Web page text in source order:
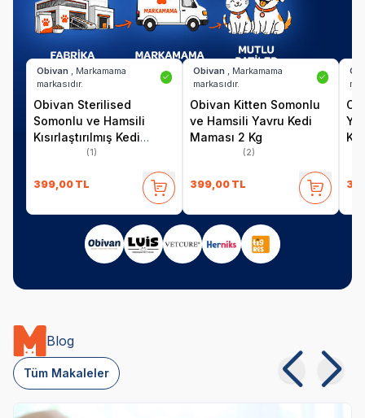
Obivan , Markamama
markasıdır.
✓
Obivan Sterilised
Somonlu ve Hamsili
Kısırlaştırılmış Kedi
Maması 2 kg
(1)
399,00 TL
Obivan , Markamama
markasıdır.
✓
Obivan Kitten Somonlu
ve Hamsili Yavru Kedi
Maması 2 Kg
(2)
399,00 TL
Blog
Tüm Makaleler